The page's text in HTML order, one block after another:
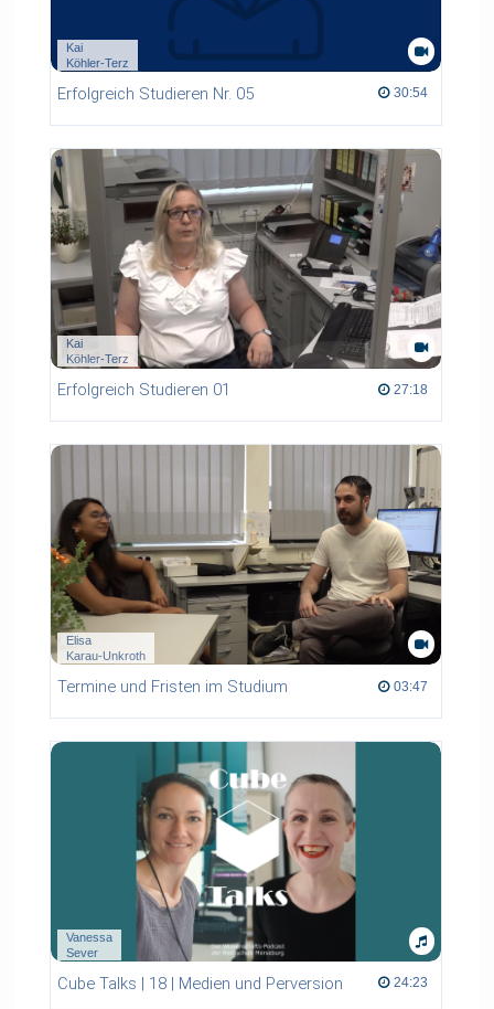
Kai
Köhler-Terz
Erfolgreich Studieren Nr. 05 30:54
30:54 duration
Kai
Köhler-Terz
Erfolgreich Studieren 01 27:18
27:18 duration
Elisa
Karau-Unkroth
Termine und Fristen im Studium 03:47
03:47 duration
Vanessa
Sever
Cube Talks | 18 | Medien und Perversion 24:23
24:23 duration